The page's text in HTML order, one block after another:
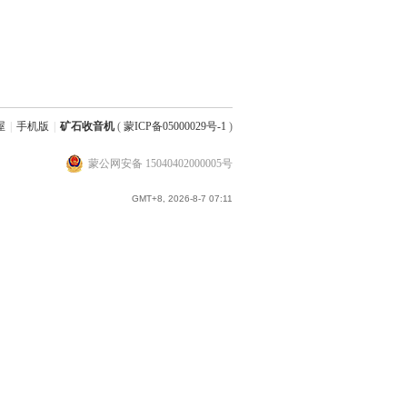
手机版 矿石收音机( 蒙ICP备05000029号-1 )
蒙公网安备 15040402000005号
GMT+8, 2026-8-7 07:11